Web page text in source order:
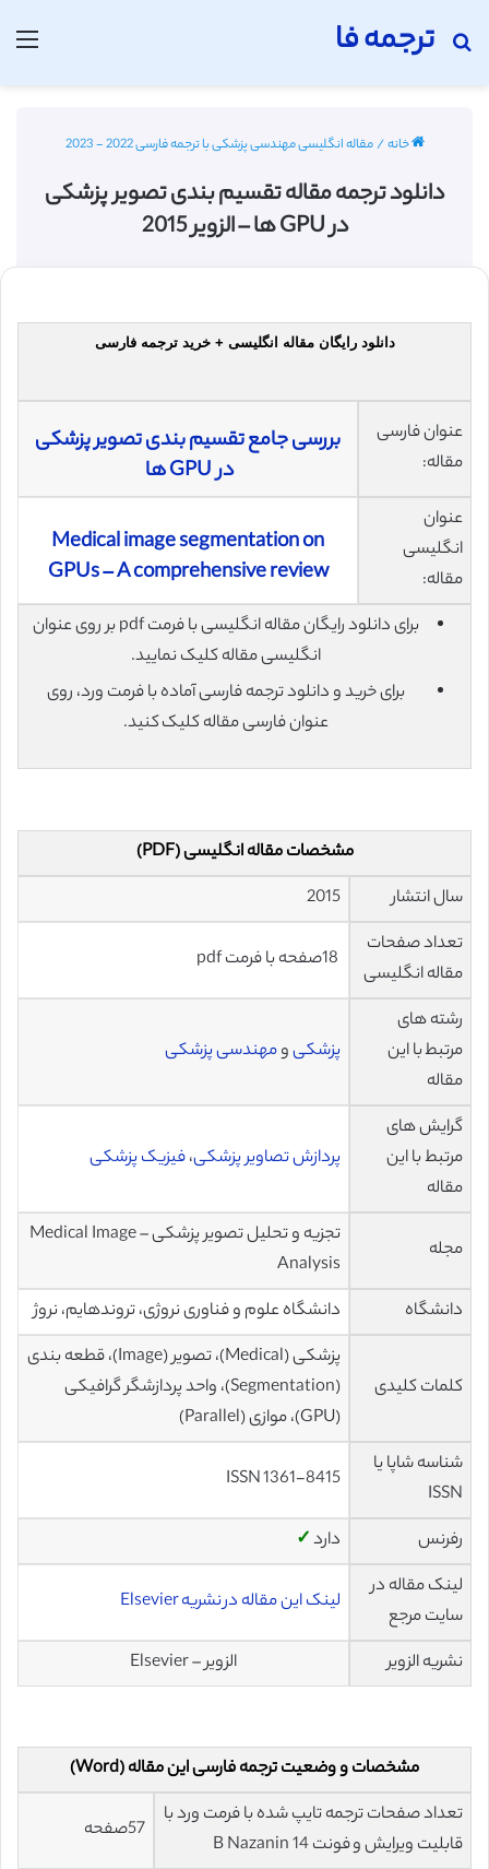
ترجمه فا
جستجو برای
خانه/مقاله انگلیسی مهندسی پزشکی با ترجمه فارسی 2022 - 2023
دانلود ترجمه مقاله تقسیم بندی تصویر پزشکی
در GPU ها – الزویر 2015
دانلود رایگان مقاله انگلیسی + خرید ترجمه فارسی
عنوان فارسی
مقاله:
بررسی جامع تقسیم بندی تصویر پزشکی
در GPU ها
عنوان
انگلیسی
مقاله:
Medical image segmentation on
GPUs – A comprehensive review
برای دانلود رایگان مقاله انگلیسی با فرمت pdf بر روی عنوان
انگلیسی مقاله کلیک نمایید.
برای خرید و دانلود ترجمه فارسی آماده با فرمت ورد، روی
عنوان فارسی مقاله کلیک کنید.
مشخصات مقاله انگلیسی (PDF)
سال انتشار
2015
تعداد صفحات
مقاله انگلیسی
رشته های
مرتبط با این
مقاله
پزشکیومهندسی پزشکی
گرایش های
مرتبط با این
مقاله
پردازش تصاویر پزشکی،فیزیک پزشکی
مجله
تجزیه و تحلیل تصویر پزشکی – Medical Image
Analysis
دانشگاه
دانشگاه علوم و فناوری نروژی، تروندهایم، نروژ
کلمات کلیدی
پزشکی (Medical)، تصویر (Image)، قطعه بندی
(Segmentation)، واحد پردازشگر گرافیکی
(GPU)، موازی (Parallel)
شناسه شاپا یا
ISSN
ISSN 1361-8415
رفرنس دارد✓
لینک مقاله در
سایت مرجع
لینک این مقاله در نشریه Elsevier
نشریه الزویر الزویر – Elsevier
مشخصات و وضعیت ترجمه فارسی این مقاله (Word)
تعداد صفحات ترجمه تایپ شده با فرمت ورد با
قابلیت ویرایش و فونت 14 B Nazanin
57صفحه